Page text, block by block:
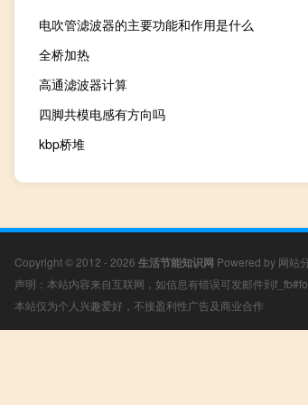
电吹管滤波器的主要功能和作用是什么
全桥加热
高通滤波器计算
四脚共模电感有方向吗
kbp桥堆
Copyright © 2012 - 2026 生活节能知识网 Powered by 网站
声明：本站内容来自互联网，如信息有错误可发邮件到
本站仅为个人兴趣爱好，不接盈利性广告及商业合作